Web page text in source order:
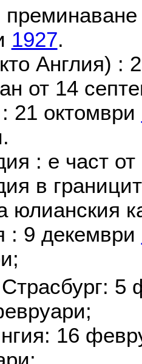
1927.
Англия) :
от 14
21 октомври
: е част
в
юлианския
: 9 декември
16